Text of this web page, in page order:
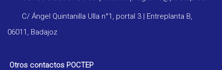
C/ Ángel Quintanilla Ulla n°1, portal 3 | Entreplanta B,
06011, Badajoz
Otros contactos POCTEP